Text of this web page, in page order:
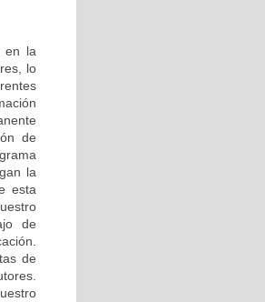
en la
lo
de
la
esta
de
de